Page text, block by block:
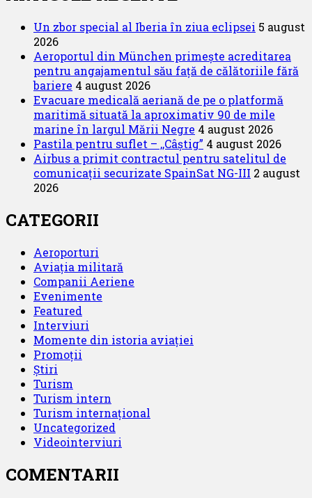
de
a
aeriene
airBaltic
Un zbor special al Iberia în ziua eclipsei 5 august
2026
Aeroportul din München primește acreditarea
pentru angajamentul său față de călătoriile fără
bariere 4 august 2026
Evacuare medicală aeriană de pe o platformă
maritimă situată la aproximativ 90 de mile
marine în largul Mării Negre 4 august 2026
Pastila pentru suflet – ,,Câștig” 4 august 2026
Airbus a primit contractul pentru satelitul de
comunicații securizate SpainSat NG-III 2 august
2026
CATEGORII
Aeroporturi
Aviația militară
Companii Aeriene
Evenimente
Featured
Interviuri
Momente din istoria aviației
Promoții
Știri
Turism
Turism intern
Turism internațional
Uncategorized
Videointerviuri
COMENTARII